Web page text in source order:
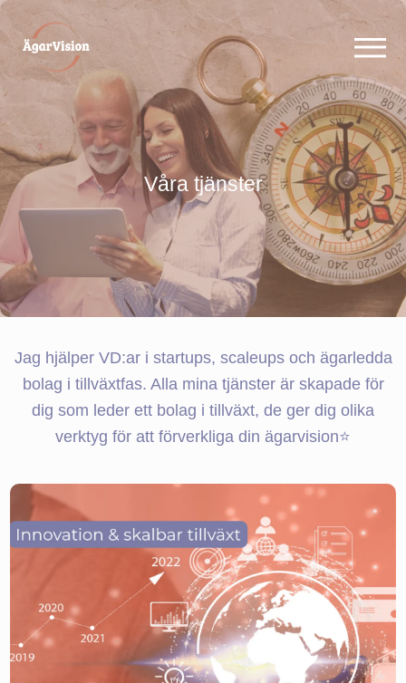
Våra tjänster
Jag hjälper VD:ar i startups, scaleups och ägarledda
bolag i tillväxtfas. Alla mina tjänster är skapade för
dig som leder ett bolag i tillväxt, de ger dig olika
verktyg för att förverkliga din ägarvision⭐